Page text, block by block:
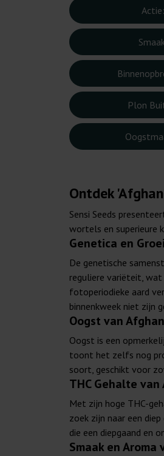
Actie:
Plon
Ontdek
Sensi Seeds
wortels en superieure
Genetica en
De genetische
reguliere variëteit,
fotoperiodieke aard
binnenkweek niet zijn
Oogst van
Oogst is een
toont het zelfs nog
soort, geschikt voor
THC Gehalte
Met zijn hoge THC-
zoek zijn naar een
die een diepgaand en
Smaak en Aroma